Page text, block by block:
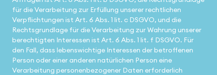
für die Verarbeitung zur Erfüllung unserer rechtlichen
Verpflichtungen ist Art. 6 Abs. 1 lit. c DSGVO, und die
Rechtsgrundlage für die Verarbeitung zur Wahrung unserer
berechtigten Interessen ist Art. 6 Abs. 1 lit. f DSGVO. Für
den Fall, dass lebenswichtige Interessen der betroffenen
Person oder einer anderen natürlichen Person eine
Verarbeitung personenbezogener Daten erforderlich